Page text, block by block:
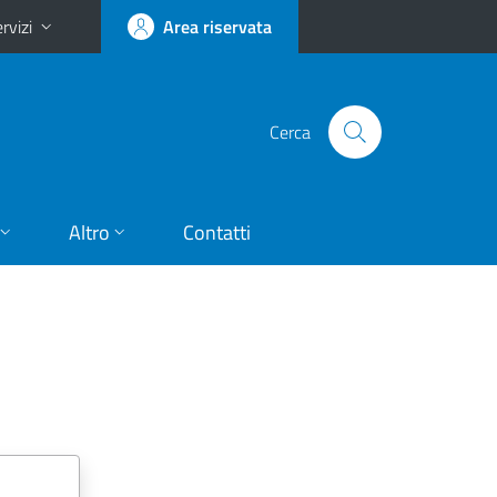
Area riservata
Cerca
Altro Contatti